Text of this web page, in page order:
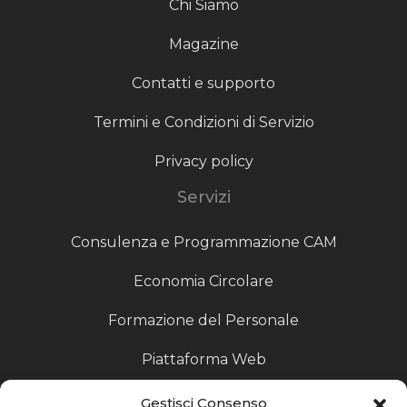
Gestisci Consenso
Chi Siamo
Magazine
Contatti e supporto
Termini e Condizioni di Servizio
Privacy policy
Servizi
Consulenza e Programmazione CAM
Economia Circolare
Formazione del Personale
Piattaforma Web
Scouting fornitori